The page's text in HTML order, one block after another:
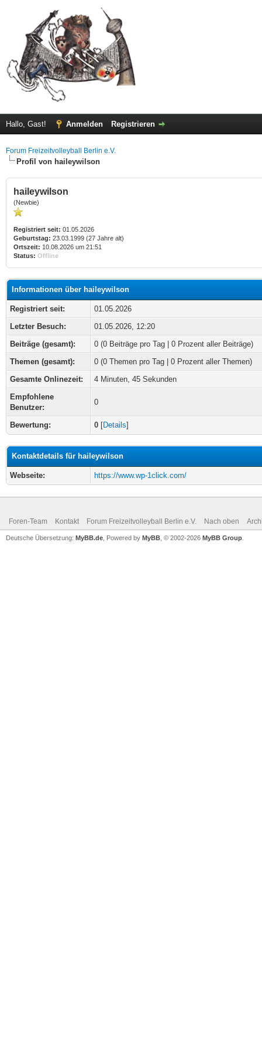
Hallo, Gast! Anmelden Registrieren
Forum Freizeitvolleyball Berlin e.V.
Profil von haileywilson
haileywilson
(Newbie)
Registriert seit: 01.05.2026
Geburtstag: 23.03.1999 (27 Jahre alt)
Ortszeit: 10.08.2026 um 21:51
Status: Offline
Informationen über haileywilson
Registriert seit:
01.05.2026
Letzter Besuch:
01.05.2026, 12:20
Beiträge (gesamt):
0 (0 Beiträge pro Tag | 0 Prozent aller Beiträge)
Themen (gesamt):
0 (0 Themen pro Tag | 0 Prozent aller Themen)
Gesamte Onlinezeit:
4 Minuten, 45 Sekunden
Empfohlene
Benutzer:
0
Bewertung: 0 [Details]
Kontaktdetails für haileywilson
Webseite: https://www.wp-1click.com/
Foren-Team Kontakt Forum Freizeitvolleyball Berlin e.V. Nach oben
Deutsche Übersetzung: MyBB.de , Powered by MyBB , © 2002-2026 MyBB Group